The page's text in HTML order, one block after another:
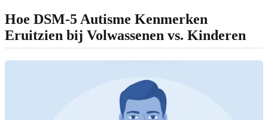
Hoe DSM-5 Autisme Kenmerken
Eruitzien bij Volwassenen vs. Kinderen